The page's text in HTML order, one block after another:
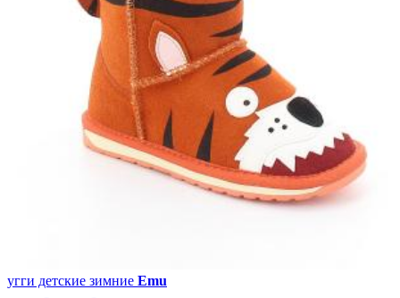
угги детские зимние Emu